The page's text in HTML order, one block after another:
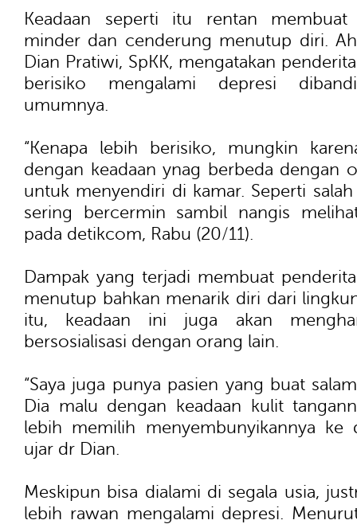
Keadaan seperti itu rentan membuat
minder dan cenderung menutup diri.
Dian Pratiwi, SpKK, mengatakan
berisiko mengalami depresi
umumnya.
“Kenapa lebih berisiko, mungkin
dengan keadaan ynag berbeda dengan
untuk menyendiri di kamar. Seperti
sering bercermin sambil nangis
pada detikcom, Rabu (20/11).
Dampak yang terjadi membuat
menutup bahkan menarik diri dari
itu, keadaan ini juga akan
bersosialisasi dengan orang lain.
“Saya juga punya pasien yang buat
Dia malu dengan keadaan kulit
lebih memilih menyembunyikannya ke
ujar dr Dian.
Meskipun bisa dialami di segala usia,
lebih rawan mengalami depresi.